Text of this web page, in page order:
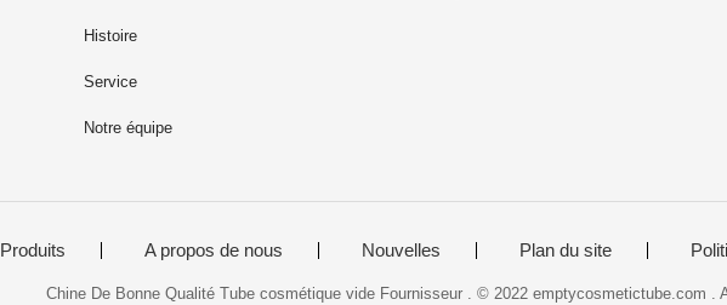
Histoire
Service
Notre équipe
Produits A propos de nous Nouvelles Plan du site
Chine De Bonne Qualité Tube cosmétique vide Fournisseur . © 2022 emptycosmetictube.com .